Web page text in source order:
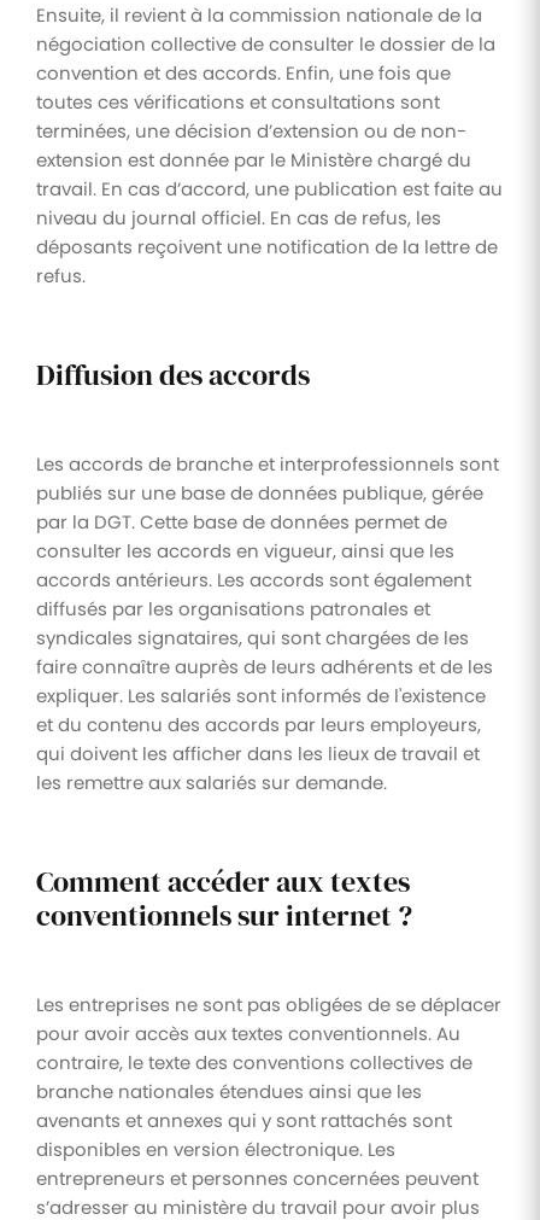
Ensuite, il revient à la commission nationale de la
négociation collective de consulter le dossier de la
convention et des accords. Enfin, une fois que
toutes ces vérifications et consultations sont
terminées, une décision d’extension ou de non-
extension est donnée par le Ministère chargé du
travail. En cas d’accord, une publication est faite au
niveau du journal officiel. En cas de refus, les
déposants reçoivent une notification de la lettre de
refus.
Diffusion des accords
Les accords de branche et interprofessionnels sont
publiés sur une base de données publique, gérée
par la DGT. Cette base de données permet de
consulter les accords en vigueur, ainsi que les
accords antérieurs. Les accords sont également
diffusés par les organisations patronales et
syndicales signataires, qui sont chargées de les
faire connaître auprès de leurs adhérents et de les
expliquer. Les salariés sont informés de l'existence
et du contenu des accords par leurs employeurs,
qui doivent les afficher dans les lieux de travail et
les remettre aux salariés sur demande.
Comment accéder aux textes
conventionnels sur internet ?
Les entreprises ne sont pas obligées de se déplacer
pour avoir accès aux textes conventionnels. Au
contraire, le texte des conventions collectives de
branche nationales étendues ainsi que les
avenants et annexes qui y sont rattachés sont
disponibles en version électronique. Les
entrepreneurs et personnes concernées peuvent
s’adresser au ministère du travail pour avoir plus